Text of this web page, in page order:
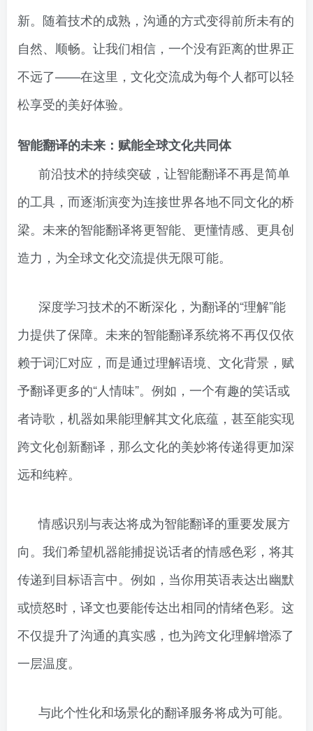
新。随着技术的成熟，沟通的方式变得前所未有的
自然、顺畅。让我们相信，一个没有距离的世界正
不远了——在这里，文化交流成为每个人都可以轻
松享受的美好体验。
智能翻译的未来：赋能全球文化共同体
前沿技术的持续突破，让智能翻译不再是简单
的工具，而逐渐演变为连接世界各地不同文化的桥
梁。未来的智能翻译将更智能、更懂情感、更具创
造力，为全球文化交流提供无限可能。
深度学习技术的不断深化，为翻译的“理解”能
力提供了保障。未来的智能翻译系统将不再仅仅依
赖于词汇对应，而是通过理解语境、文化背景，赋
予翻译更多的“人情味”。例如，一个有趣的笑话或
者诗歌，机器如果能理解其文化底蕴，甚至能实现
跨文化创新翻译，那么文化的美妙将传递得更加深
远和纯粹。
情感识别与表达将成为智能翻译的重要发展方
向。我们希望机器能捕捉说话者的情感色彩，将其
传递到目标语言中。例如，当你用英语表达出幽默
或愤怒时，译文也要能传达出相同的情绪色彩。这
不仅提升了沟通的真实感，也为跨文化理解增添了
一层温度。
与此个性化和场景化的翻译服务将成为可能。